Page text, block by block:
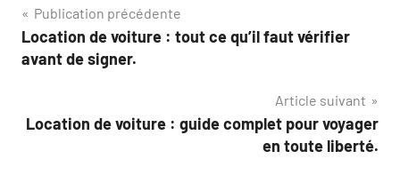
Navigation
de
Publication précédente
Location de voiture : tout ce qu’il faut vérifier
avant de signer.
Article suivant
Location de voiture : guide complet pour voyager
en toute liberté.